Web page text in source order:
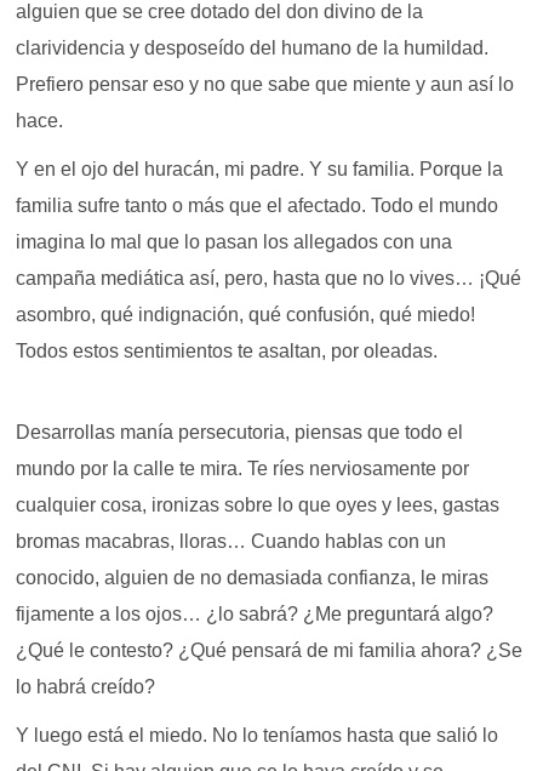
alguien que se cree dotado del don divino de la
clarividencia y desposeído del humano de la humildad.
Prefiero pensar eso y no que sabe que miente y aun así lo
hace.
Y en el ojo del huracán, mi padre. Y su familia. Porque la
familia sufre tanto o más que el afectado. Todo el mundo
imagina lo mal que lo pasan los allegados con una
campaña mediática así, pero, hasta que no lo vives… ¡Qué
asombro, qué indignación, qué confusión, qué miedo!
Todos estos sentimientos te asaltan, por oleadas.
Desarrollas manía persecutoria, piensas que todo el
mundo por la calle te mira. Te ríes nerviosamente por
cualquier cosa, ironizas sobre lo que oyes y lees, gastas
bromas macabras, lloras… Cuando hablas con un
conocido, alguien de no demasiada confianza, le miras
fijamente a los ojos… ¿lo sabrá? ¿Me preguntará algo?
¿Qué le contesto? ¿Qué pensará de mi familia ahora? ¿Se
lo habrá creído?
Y luego está el miedo. No lo teníamos hasta que salió lo